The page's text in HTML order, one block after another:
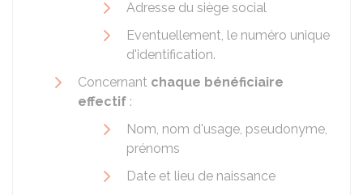
Adresse du siège social
Eventuellement, le numéro unique
d'identification.
Concernant chaque bénéficiaire
effectif :
Nom, nom d'usage, pseudonyme,
prénoms
Date et lieu de naissance